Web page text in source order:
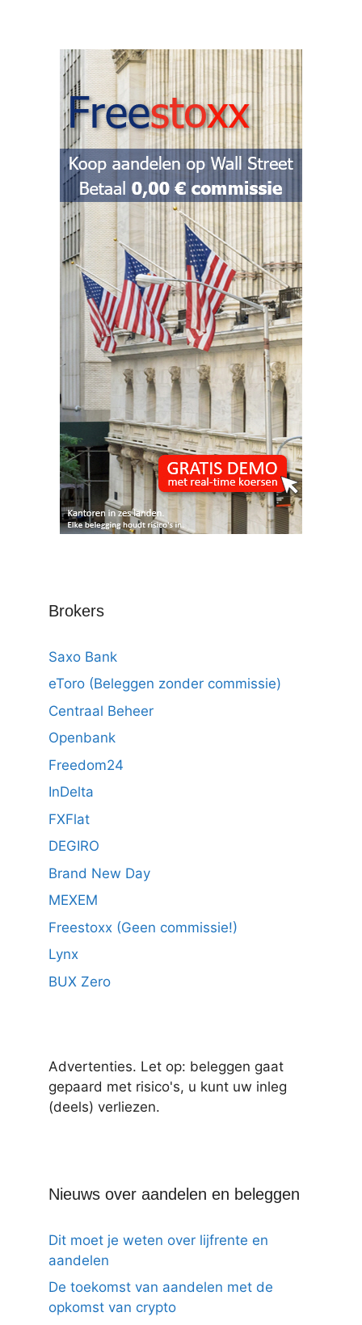
Brokers
Saxo Bank
eToro (Beleggen zonder commissie)
Centraal Beheer
Openbank
Freedom24
InDelta
FXFlat
DEGIRO
Brand New Day
MEXEM
Freestoxx (Geen commissie!)
Lynx
BUX Zero
Advertenties. Let op: beleggen gaat
gepaard met risico's, u kunt uw inleg
(deels) verliezen.
Nieuws over aandelen en beleggen
Dit moet je weten over lijfrente en
aandelen
De toekomst van aandelen met de
opkomst van crypto